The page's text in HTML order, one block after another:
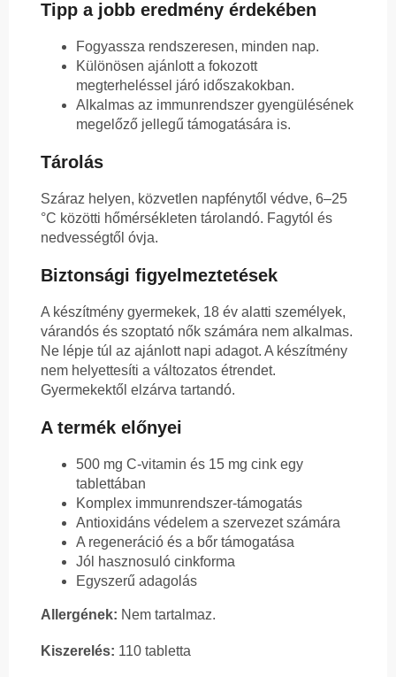
Tipp a jobb eredmény érdekében
Fogyassza rendszeresen, minden nap.
Különösen ajánlott a fokozott
megterheléssel járó időszakokban.
Alkalmas az immunrendszer gyengülésének
megelőző jellegű támogatására is.
Tárolás
Száraz helyen, közvetlen napfénytől védve, 6–25
°C közötti hőmérsékleten tárolandó. Fagytól és
nedvességtől óvja.
Biztonsági figyelmeztetések
A készítmény gyermekek, 18 év alatti személyek,
várandós és szoptató nők számára nem alkalmas.
Ne lépje túl az ajánlott napi adagot. A készítmény
nem helyettesíti a változatos étrendet.
Gyermekektől elzárva tartandó.
A termék előnyei
500 mg C-vitamin és 15 mg cink egy
tablettában
Komplex immunrendszer-támogatás
Antioxidáns védelem a szervezet számára
A regeneráció és a bőr támogatása
Jól hasznosuló cinkforma
Egyszerű adagolás
Allergének: Nem tartalmaz.
Kiszerelés: 110 tabletta